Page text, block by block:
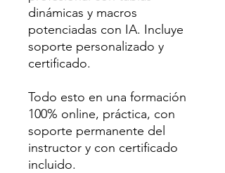
dinámicas y macros
potenciadas con IA. Incluye
soporte personalizado y
certificado.
Todo esto en una formación
100% online, práctica, con
soporte permanente del
instructor y con certificado
incluido.